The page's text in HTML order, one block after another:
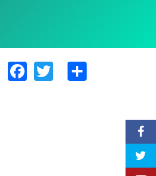
Facebook
Twitter